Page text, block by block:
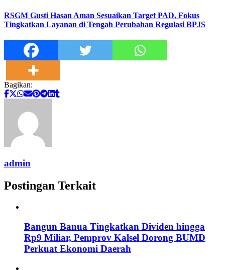
RSGM Gusti Hasan Aman Sesuaikan Target PAD, Fokus
Tingkatkan Layanan di Tengah Perubahan Regulasi BPJS
Bagikan:
admin
Postingan Terkait
Bangun Banua Tingkatkan Dividen hingga
Rp9 Miliar, Pemprov Kalsel Dorong BUMD
Perkuat Ekonomi Daerah